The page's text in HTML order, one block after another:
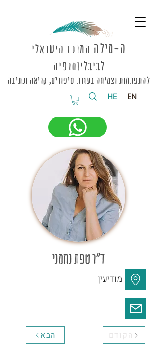
HE EN
ה-מילה המרכז הישראלי
לביבליותרפיה
להתפתחות וצמיחה בעזרת סיפורים, קריאה וכתיבה
מודיעין
הבא הקודם
ד"ר טפת נחמני